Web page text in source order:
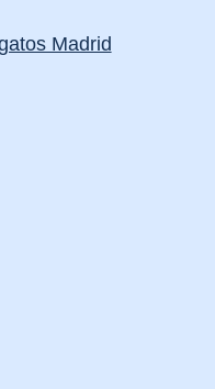
Madrid